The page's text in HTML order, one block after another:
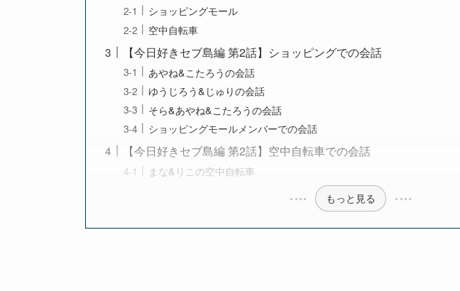
ショッピングモール
空中自転車
【今日好きセブ島編 第2話】ショッピングでの会話
あやね&こたろうの会話
ゆうじろう&じゅりの会話
そら&あやね&こたろうの会話
ショッピングモールメンバーでの会話
【今日好きセブ島編 第2話】空中自転車での会話
まな&りこの空中自転車
もっと見る